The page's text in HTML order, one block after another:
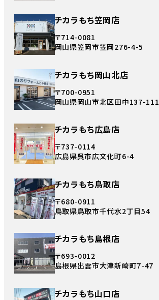
チカラもち笠岡店
〒714-0081
岡山県笠岡市笠岡276-4-5
チカラもち岡山北店
〒700-0951
岡山県岡山市北区田中137-111
チカラもち広島店
〒737-0114
広島県呉市広文化町6-4
チカラもち鳥取店
〒680-0911
鳥取県鳥取市千代水2丁目54
チカラもち島根店
〒693-0012
島根県出雲市大津新崎町7-47
チカラもち山口店